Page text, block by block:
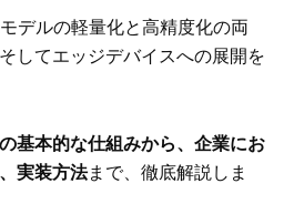
デルの軽量化と高精度化の両
してエッジデバイスへの展開を
基本的な仕組みから、企業にお
実装方法まで、徹底解説しま